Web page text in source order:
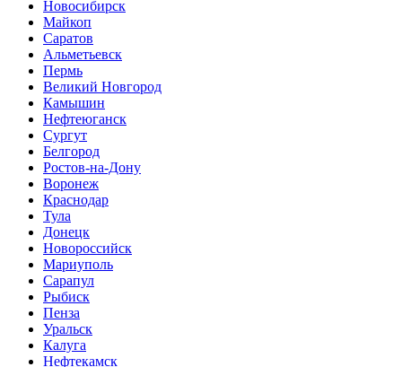
Новосибирск
Майкоп
Саратов
Альметьевск
Пермь
Великий Новгород
Камышин
Нефтеюганск
Сургут
Белгород
Ростов-на-Дону
Воронеж
Краснодар
Тула
Донецк
Новороссийск
Мариуполь
Сарапул
Рыбиск
Пенза
Уральск
Калуга
Нефтекамск